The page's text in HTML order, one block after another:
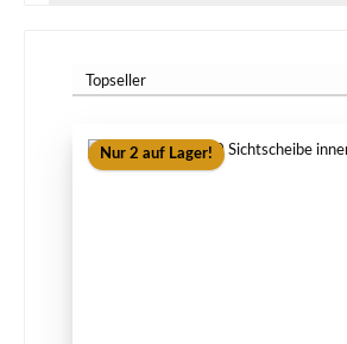
Nur 2 auf Lager!